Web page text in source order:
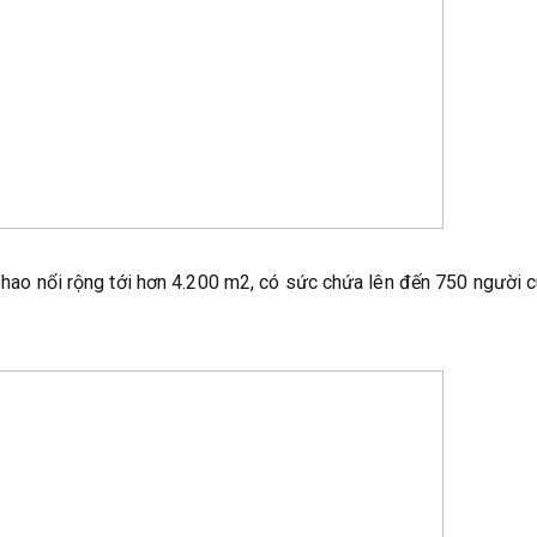
nổi rộng tới hơn 4.200 m2, có sức chứa lên đến 750 người